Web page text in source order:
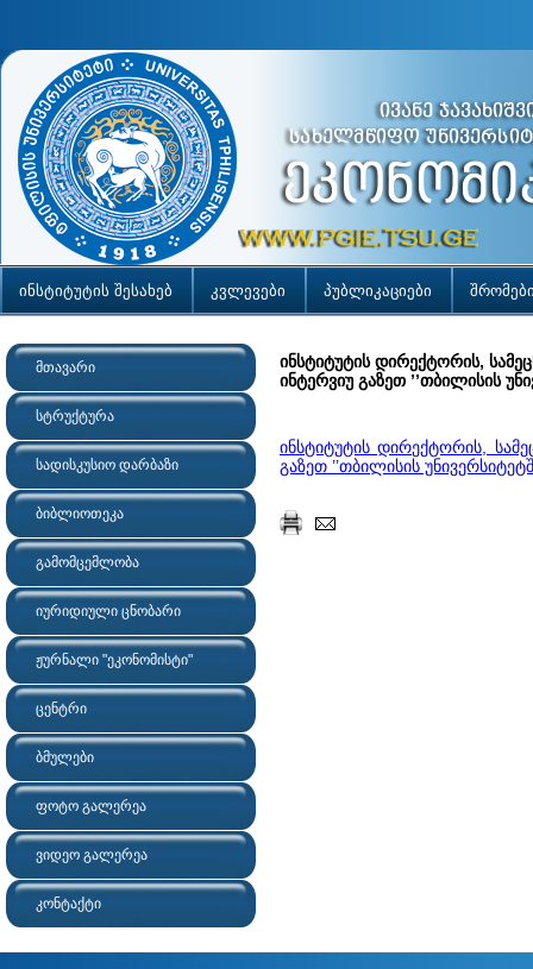
ინსტიტუტის შესახებ კვლევები პუბლიკაციები
მთავარი
სტრუქტურა
სადისკუსიო დარბაზი
ბიბლიოთეკა
გამომცემლობა
იურიდიული ცნობარი
ჟურნალი "ეკონომისტი"
ცენტრი
ბმულები
ფოტო გალერეა
ვიდეო გალერეა
კონტაქტი
ინსტიტუტის დირექტორის,
ინტერვიუ გაზეთ ’’თბილისის
ინსტიტუტის დირექტორის,
გაზეთ ’’თბილისის